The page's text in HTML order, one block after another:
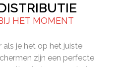
HET MOMENT
je het op het juiste
zijn een perfecte